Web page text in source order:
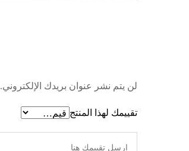
لن يتم نشر عنوان بريدك الإلكتروني.
تقييمك لهذا المنتج